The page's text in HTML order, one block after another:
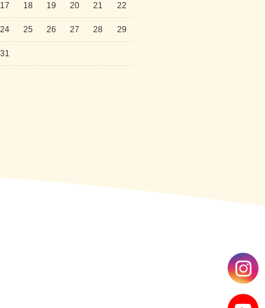
17 18 19 20 21 22
24 25 26 27 28 29
31